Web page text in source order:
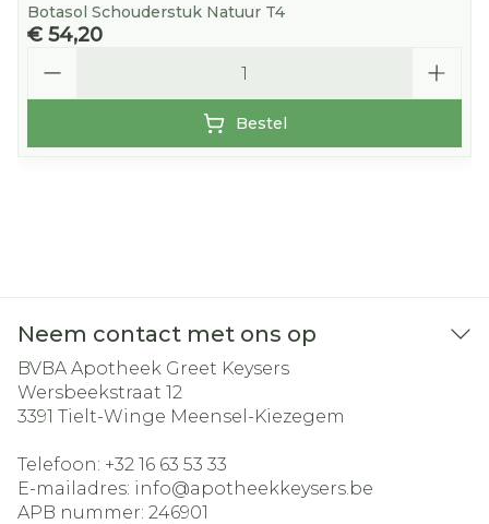
Botasol Schouderstuk Natuur T4
€ 54,20
Bestel
Neem contact met ons op
BVBA Apotheek Greet Keysers
Wersbeekstraat 12
3391 Tielt-Winge Meensel-Kiezegem
Telefoon: +32 16 63 53 33
E-mailadres: info@apotheekkeysers.be
APB nummer: 246901